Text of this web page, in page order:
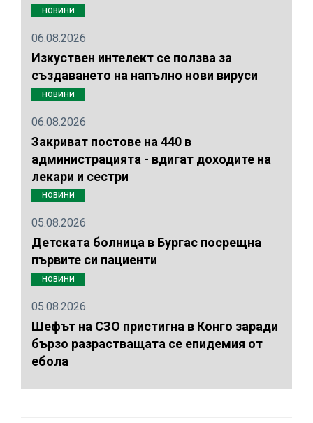
НОВИНИ
06.08.2026
Изкуствен интелект се ползва за
създаването на напълно нови вируси
НОВИНИ
06.08.2026
Закриват постове на 440 в
администрацията - вдигат доходите на
лекари и сестри
НОВИНИ
05.08.2026
Детската болница в Бургас посрещна
първите си пациенти
НОВИНИ
05.08.2026
Шефът на СЗО пристигна в Конго заради
бързо разрастващата се епидемия от
ебола